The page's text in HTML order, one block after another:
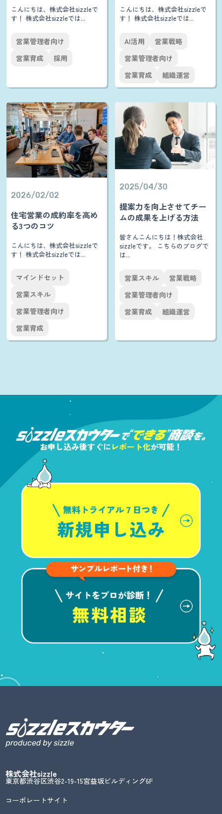
こんにちは、株式会社sizzleで
す！ 株式会社sizzleでは...
営業管理者向け
営業育成
採用
こんにちは、株式会社sizzleで
す！ 株式会社sizzleでは...
AI活用
営業戦略
営業管理者向け
営業育成
組織運営
2026/02/02
住宅営業の成約率を高め
る3つのコツ
こんにちは、株式会社sizzleで
す！ 株式会社sizzleでは...
マインドセット
営業スキル
営業管理者向け
営業育成
2025/04/30
提案力を向上させてチー
ムの成果を上げる方法
皆さんこんにちは！株式会社
sizzleです。 こちらのブログで
は...
営業スキル
営業戦略
営業管理者向け
営業育成
組織運営
お申し込み後すぐにレポート化が可能！
株式会社sizzle
東京都渋谷区渋谷2-19-15宮益坂ビルディング6F
コーポレートサイト